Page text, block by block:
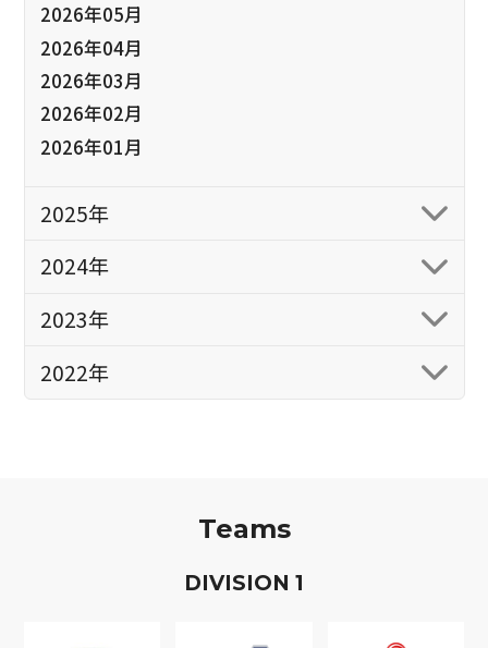
2026年05月
2026年04月
2026年03月
2026年02月
2026年01月
2025年
2024年
2023年
2022年
Teams
DIVISION 1